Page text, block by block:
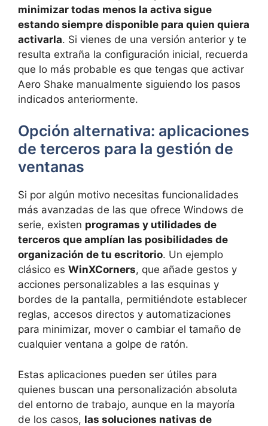
minimizar todas menos la activa sigue
estando siempre disponible para quien quiera
activarla. Si vienes de una versión anterior y te
resulta extraña la configuración inicial, recuerda
que lo más probable es que tengas que activar
Aero Shake manualmente siguiendo los pasos
indicados anteriormente.
Opción alternativa: aplicaciones
de terceros para la gestión de
ventanas
Si por algún motivo necesitas funcionalidades
más avanzadas de las que ofrece Windows de
serie, existen programas y utilidades de
terceros que amplían las posibilidades de
organización de tu escritorio. Un ejemplo
clásico es WinXCorners, que añade gestos y
acciones personalizables a las esquinas y
bordes de la pantalla, permitiéndote establecer
reglas, accesos directos y automatizaciones
para minimizar, mover o cambiar el tamaño de
cualquier ventana a golpe de ratón.
Estas aplicaciones pueden ser útiles para
quienes buscan una personalización absoluta
del entorno de trabajo, aunque en la mayoría
de los casos, las soluciones nativas de